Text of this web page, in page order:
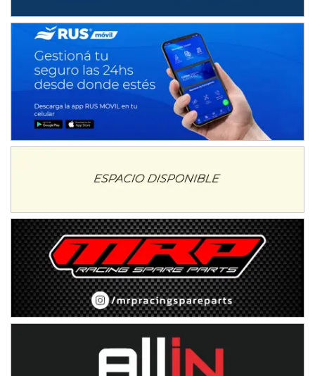
NORESTE SANTAFESINO - F6
Ciudad de Avellaneda (Asfalto)
Avellaneda (Santa Fe)
SUR SANTAFESINO - F4
José Samuel Sánchez (Tierra)
TUCUMANO - F5